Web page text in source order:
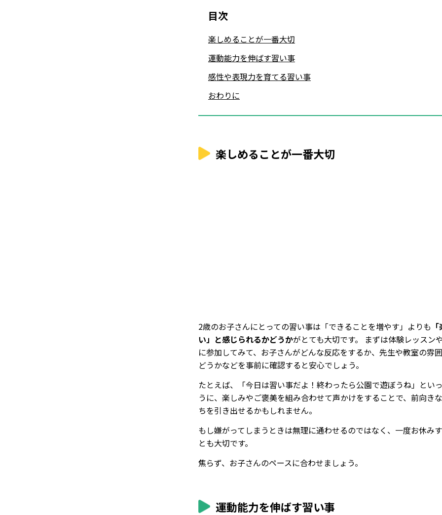
目次
楽しめることが一番大切
運動能力を伸ばす習い事
感性や表現力を育てる習い事
おわりに
楽しめることが一番大切
2歳のお子さんにとっての習い事は「できることを増やす」よりも
い」と感じられるかどうかがとても大切です。 まずは体験レッスン
に参加してみて、お子さんがどんな反応をするか、先生や教室の雰
どうかなどを事前に確認すると安心でしょう。
たとえば、「今日は習い事だよ！終わったら公園で遊ぼうね」とい
うに、楽しみやご褒美を組み合わせて声かけをすることで、前向き
ちを引き出せるかもしれません。
もし嫌がってしまうときは無理に通わせるのではなく、一度お休み
とも大切です。
焦らず、お子さんのペースに合わせましょう。
運動能力を伸ばす習い事